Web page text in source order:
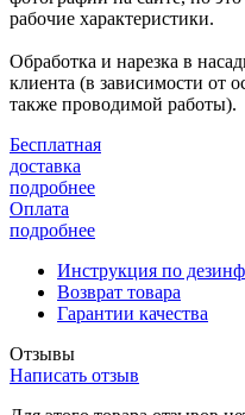
рабочие характеристики.
Обработка и нарезка в
клиента (в зависимости от
также проводимой работы).
Бесплатная
доставка
подробнее
Оплата
подробнее
Инструкция по
Возврат товара
Гарантии качества
Отзывы
Написать отзыв